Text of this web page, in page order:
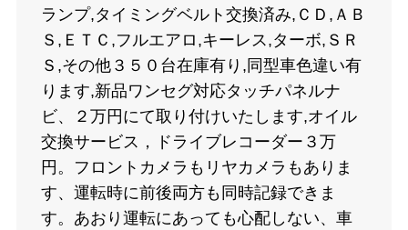
ランプ,タイミングベルト交換済み,ＣＤ,ＡＢ
Ｓ,ＥＴＣ,フルエアロ,キーレス,ターボ,ＳＲ
Ｓ,その他３５０台在庫有り,同型車色違い有
ります,新品ワンセグ対応タッチパネルナ
ビ、２万円にて取り付けいたします,オイル
交換サービス，ドライブレコーダー３万
円。フロントカメラもリヤカメラもありま
す、運転時に前後両方も同時記録できま
す。あおり運転にあっても心配しない、車